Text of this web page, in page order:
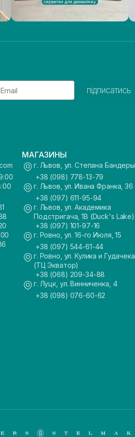
підписатись
МАГАЗИНЫ
г. Львов, ул. Степана
+38 (098) 778-13-79
г. Львов, ул. Ивана Франка, 36
+38 (097) 611-95-94
г. Львов, ул. Академика
Подстригача, 1В (Duck's Lake)
+38 (097) 101-97-16
г. Ровно, ул. 16-го Июля, 15
+38 (097) 544-61-44
г. Ровно, ул. Кулика и
(ТЦ Экватор)
+38 (068) 209-34-88
г. Луцк, ул. Винниченка, 4
+38 (098) 076-60-62